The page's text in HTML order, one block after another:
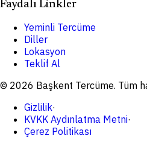
Faydalı Linkler
Yeminli Tercüme
Diller
Lokasyon
Teklif Al
© 2026 Başkent Tercüme. Tüm
Gizlilik·
KVKK Aydınlatma Metni·
Çerez Politikası